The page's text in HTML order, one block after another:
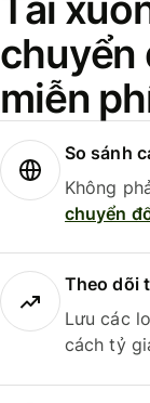
chuyển
miễn
So sánh
Không
chuyển
Theo dõi
Lưu các
cách tỷ